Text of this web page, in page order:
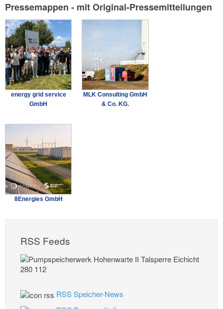
Pressemappen - mit Original-Pressemitteilungen
energy grid service
GmbH
MLK Consulting GmbH
& Co. KG.
8Energies GmbH
RSS Feeds
RSS Speicher-News